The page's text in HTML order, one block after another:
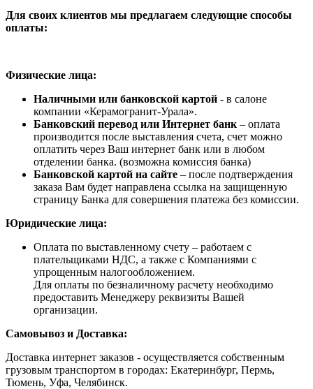
Для своих клиентов мы предлагаем следующие способы
оплаты:
Физические лица:
Наличными или банковской картой - в салоне
компании «Керамогранит-Урала».
Банковский перевод или Интернет банк – оплата
производится после выставления счета, счет можно
оплатить через Ваш интернет банк или в любом
отделении банка. (возможна комиссия банка)
Банковской картой на сайте – после подтверждения
заказа Вам будет направлена ссылка на защищенную
страницу Банка для совершения платежа без комиссии.
Юридические лица:
Оплата по выставленному счету – работаем с
плательщиками НДС, а также с Компаниями с
упрощенным налогообложением.
Для оплаты по безналичному расчету необходимо
предоставить Менеджеру реквизиты Вашей
организации.
Самовывоз и Доставка:
Доставка интернет заказов - осуществляется собственным
грузовым транспортом в городах: Екатеринбург, Пермь,
Тюмень, Уфа, Челябинск.